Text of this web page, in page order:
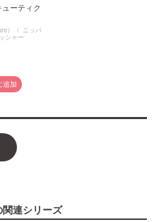
ーティク
） ニッパ
シャー
追加
連シリーズ